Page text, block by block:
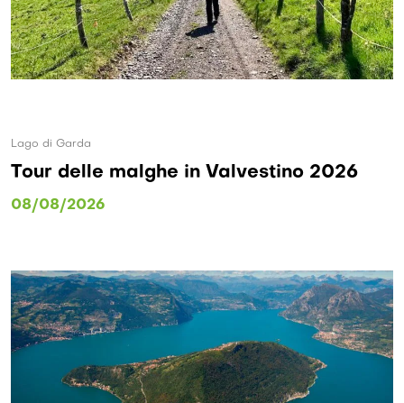
Lago di Garda
Tour delle malghe in Valvestino 2026
08/08/2026